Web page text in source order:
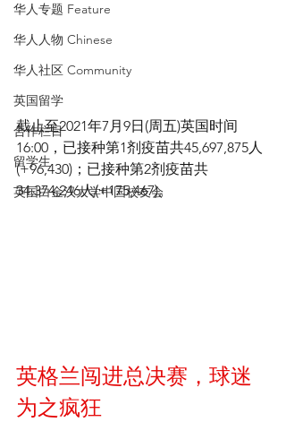
华人专题 Feature
华人人物 Chinese
华人社区 Community
英国留学
合作栏目
留学生
英国白金汉大学中国校友会
截止至2021年7月9日(周五)英国时间
16:00，已接种第1剂疫苗共45,697,875人
(+96,430)；已接种第2剂疫苗共
34,374,246人(+175,467)。
英格兰闯进总决赛，球迷
为之疯狂